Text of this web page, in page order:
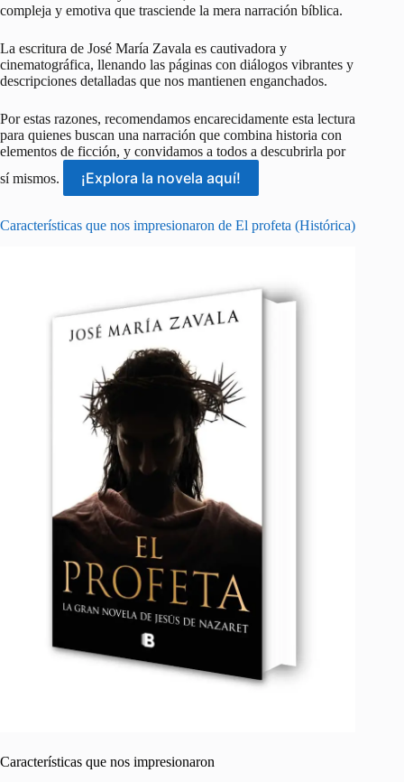
compleja y emotiva que trasciende la mera narración bíblica.
La escritura de José María Zavala es cautivadora y
cinematográfica, llenando las páginas con diálogos vibrantes y
descripciones detalladas que nos mantienen enganchados.
Por estas razones, recomendamos encarecidamente esta lectura
para quienes buscan una narración que combina historia con
elementos de ficción, y convidamos a todos a descubrirla por
sí mismos.
¡Explora la novela aquí!
Características que nos impresionaron de El profeta (Histórica)
Características que nos impresionaron